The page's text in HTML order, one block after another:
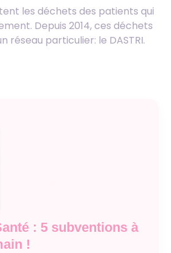
les déchets des patients qui
Depuis 2014, ces déchets
réseau particulier: le DASTRI.
: 5 subventions à
!